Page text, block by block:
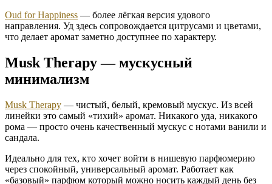
Oud for Happiness — более лёгкая версия удового
направления. Уд здесь сопровождается цитрусами и цветами,
что делает аромат заметно доступнее по характеру.
Musk Therapy — мускусный
минимализм
Musk Therapy — чистый, белый, кремовый мускус. Из всей
линейки это самый «тихий» аромат. Никакого уда, никакого
рома — просто очень качественный мускус с нотами ванили и
сандала.
Идеально для тех, кто хочет войти в нишевую парфюмерию
через спокойный, универсальный аромат. Работает как
«базовый» парфюм который можно носить каждый день без